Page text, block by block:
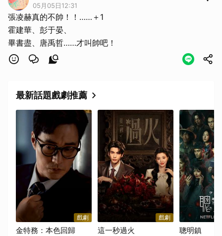
05月05日12:31
張凌赫真的不帥！！……＋1
霍建華、彭于晏、
畢書盡、唐禹哲……才叫帥吧！
最新話題戲劇推薦
戲劇
金特務：本色回歸
戲劇
這一秒過火 聰明鎮